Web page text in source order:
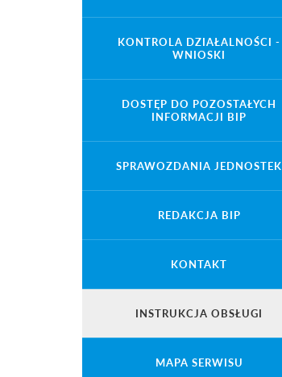
KONTROLA DZIAŁALNOŚCI -
WNIOSKI
DOSTĘP DO POZOSTAŁYCH
INFORMACJI BIP
SPRAWOZDANIA JEDNOSTEK
REDAKCJA BIP
KONTAKT
INSTRUKCJA OBSŁUGI
MAPA SERWISU